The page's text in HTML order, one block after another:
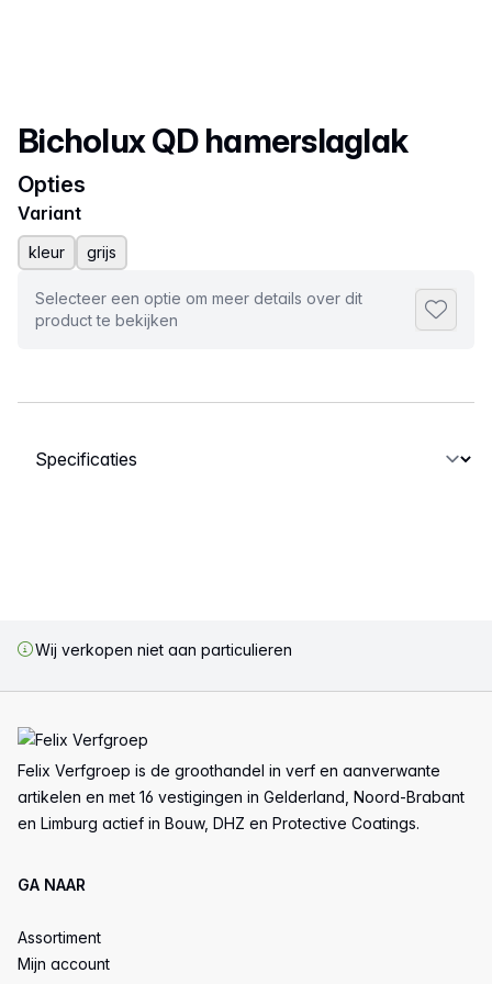
Productnaam
Bicholux QD hamerslaglak
Opties
Variant
kleur grijs
Selecteer een optie om meer details over dit
product te bekijken
Selecteer een tabblad
Wij verkopen niet aan particulieren
Felix Verfgroep is de groothandel in verf en aanverwante
artikelen en met 16 vestigingen in Gelderland, Noord-Brabant
en Limburg actief in Bouw, DHZ en Protective Coatings.
GA NAAR
Assortiment
Mijn account